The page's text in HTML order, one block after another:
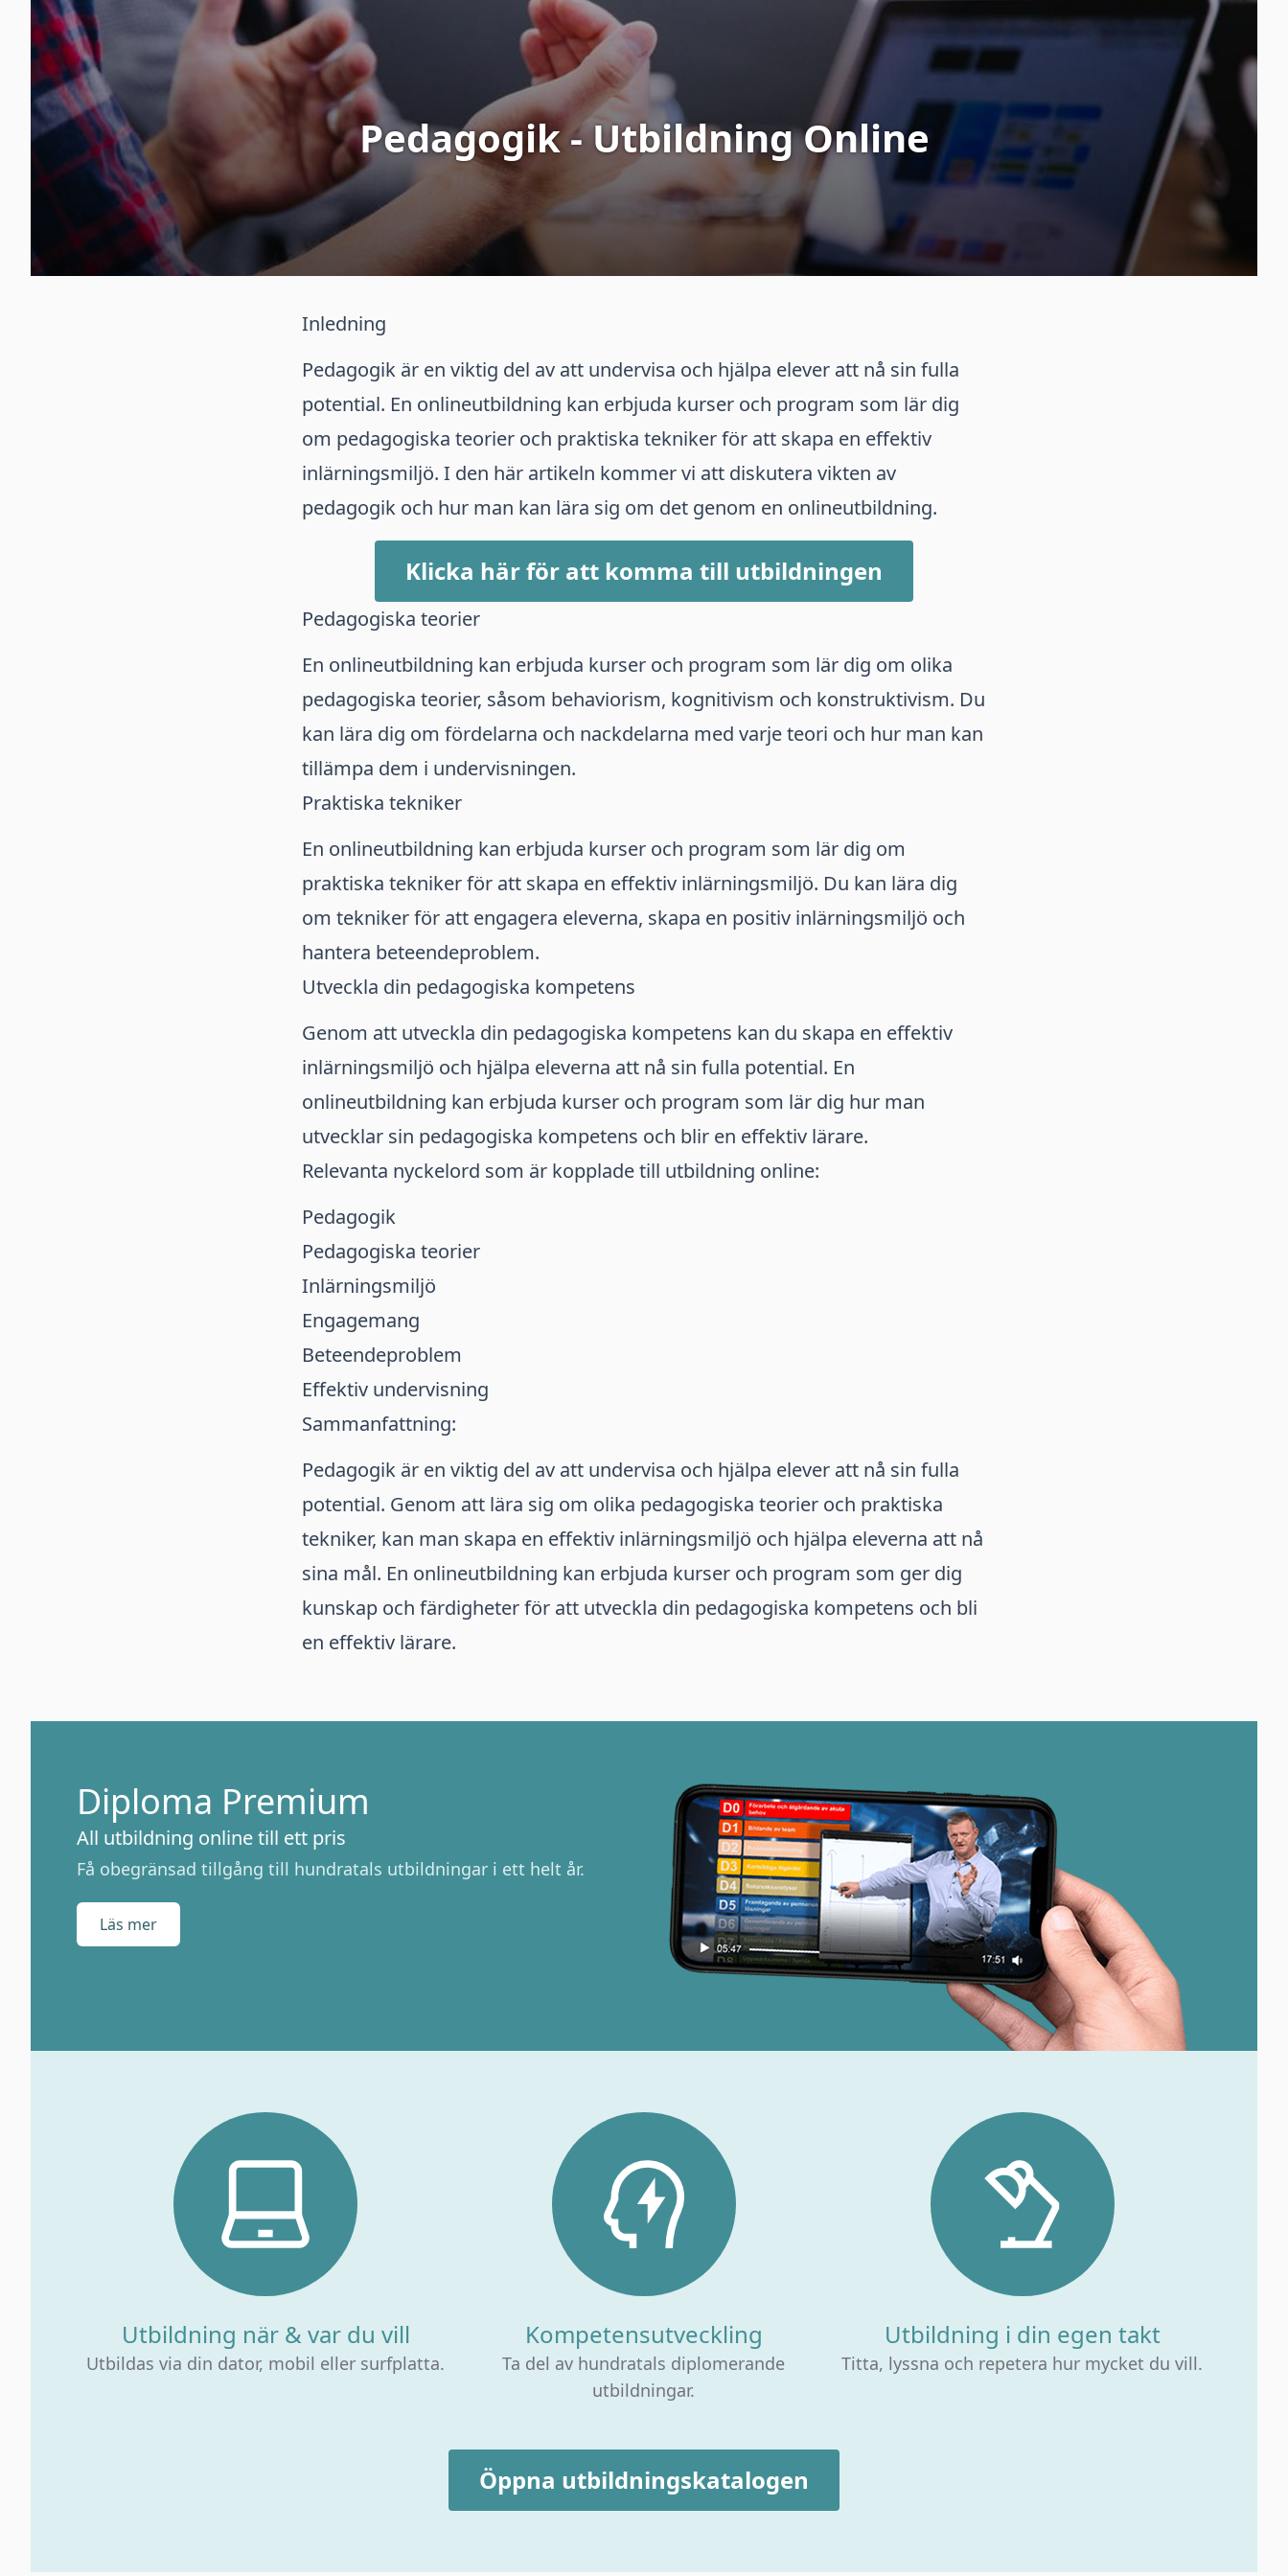
Pedagogik - Utbildning Online
Inledning
Pedagogik är en viktig del av att undervisa och hjälpa elever att nå sin fulla
potential. En onlineutbildning kan erbjuda kurser och program som lär dig
om pedagogiska teorier och praktiska tekniker för att skapa en effektiv
inlärningsmiljö. I den här artikeln kommer vi att diskutera vikten av
pedagogik och hur man kan lära sig om det genom en onlineutbildning.
Klicka här för att komma till utbildningen
Pedagogiska teorier
En onlineutbildning kan erbjuda kurser och program som lär dig om olika
pedagogiska teorier, såsom behaviorism, kognitivism och konstruktivism. Du
kan lära dig om fördelarna och nackdelarna med varje teori och hur man kan
tillämpa dem i undervisningen.
Praktiska tekniker
En onlineutbildning kan erbjuda kurser och program som lär dig om
praktiska tekniker för att skapa en effektiv inlärningsmiljö. Du kan lära dig
om tekniker för att engagera eleverna, skapa en positiv inlärningsmiljö och
hantera beteendeproblem.
Utveckla din pedagogiska kompetens
Genom att utveckla din pedagogiska kompetens kan du skapa en effektiv
inlärningsmiljö och hjälpa eleverna att nå sin fulla potential. En
onlineutbildning kan erbjuda kurser och program som lär dig hur man
utvecklar sin pedagogiska kompetens och blir en effektiv lärare.
Relevanta nyckelord som är kopplade till utbildning online:
Pedagogik
Pedagogiska teorier
Inlärningsmiljö
Engagemang
Beteendeproblem
Effektiv undervisning
Sammanfattning:
Pedagogik är en viktig del av att undervisa och hjälpa elever att nå sin fulla
potential. Genom att lära sig om olika pedagogiska teorier och praktiska
tekniker, kan man skapa en effektiv inlärningsmiljö och hjälpa eleverna att nå
sina mål. En onlineutbildning kan erbjuda kurser och program som ger dig
kunskap och färdigheter för att utveckla din pedagogiska kompetens och bli
en effektiv lärare.
Diploma Premium
All utbildning online till ett pris
Få obegränsad tillgång till hundratals utbildningar i ett helt år.
Läs mer
Utbildning när & var du vill
Utbildas via din dator, mobil eller surfplatta.
Kompetensutveckling
Ta del av hundratals diplomerande
utbildningar.
Utbildning i din egen takt
Titta, lyssna och repetera hur mycket du vill.
Öppna utbildningskatalogen